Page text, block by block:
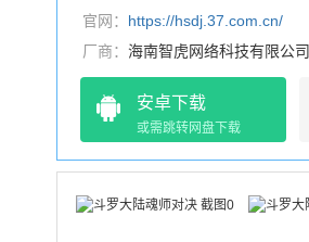
官网： https://hsdj.37.com.cn/
厂商： 海南智虎网络科技有限公司
安卓下载
或需跳转网盘下载